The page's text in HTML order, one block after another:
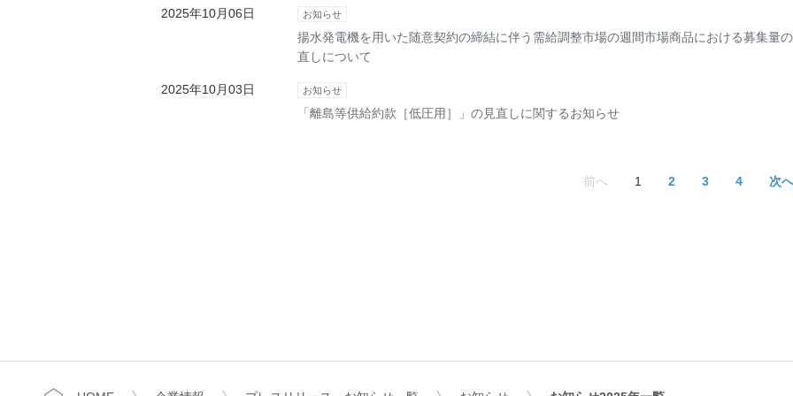
2025年10月06日 お知らせ
揚水発電機を用いた随意契約の締結に伴う需給調整市場の週間市場商品における募集量
直しについて
2025年10月03日 お知らせ
「離島等供給約款［低圧用］」の見直しに関するお知らせ
前へ 1 2 3 4 次へ